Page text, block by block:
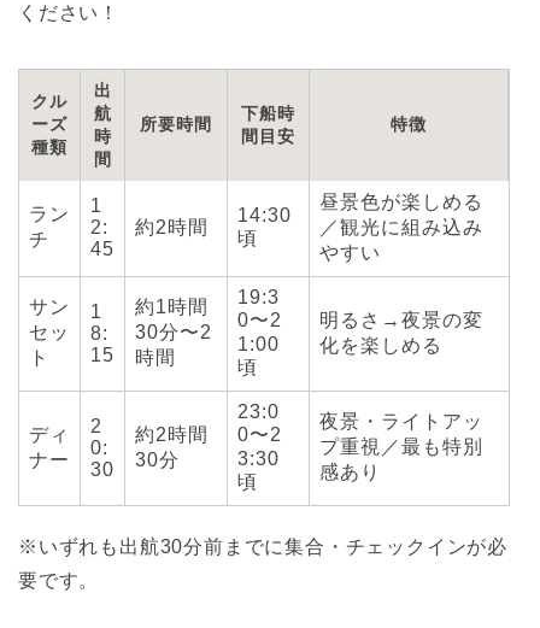
ください！
クル
ーズ
種類
出
航
時
間
所要時間
下船時
間目安
特徴
ラン
チ
1
2:
45
約2時間
14:30
頃
昼景色が楽しめる
／観光に組み込み
やすい
サン
セッ
ト
1
8:
15
約1時間
30分〜2
時間
19:3
0〜2
1:00
頃
明るさ→夜景の変
化を楽しめる
ディ
ナー
2
0:
30
約2時間
30分
23:0
0〜2
3:30
頃
夜景・ライトアッ
プ重視／最も特別
感あり
※いずれも出航30分前までに集合・チェックインが必
要です。